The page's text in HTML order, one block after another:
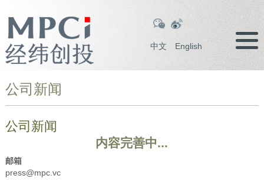
中文 English
公司新闻
公司新闻
内容完善中...
邮箱
press@mpc.vc